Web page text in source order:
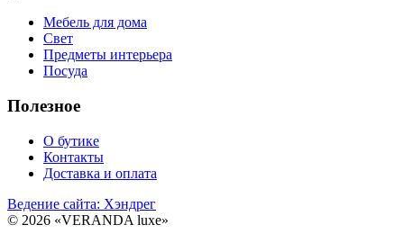
Мебель для дома
Свет
Предметы интерьера
Посуда
Полезное
О бутике
Контакты
Доставка и оплата
Ведение сайта: Хэндрег
© 2026 «VERANDA luxe»